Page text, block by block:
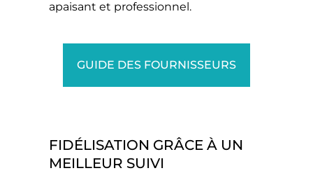
apaisant et professionnel.
GUIDE DES FOURNISSEURS
FIDÉLISATION GRÂCE À UN
MEILLEUR SUIVI